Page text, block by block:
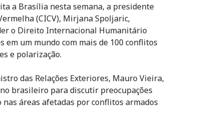
a Brasília nesta semana, a presidente
(CICV), Mirjana Spoljaric,
o Direito Internacional Humanitário
um mundo com mais de 100 conflitos
e polarização.
das Relações Exteriores, Mauro Vieira,
brasileiro para discutir preocupações
áreas afetadas por conflitos armados